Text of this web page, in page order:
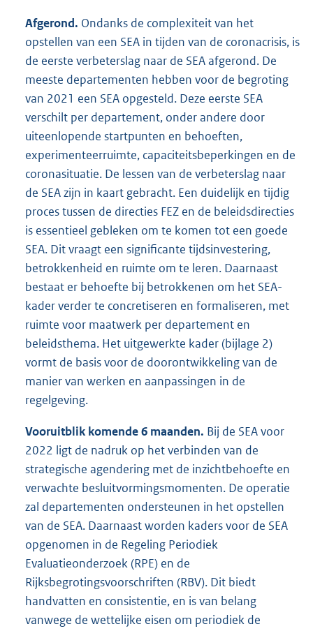
Afgerond. Ondanks de complexiteit van het
opstellen van een SEA in tijden van de coronacrisis, is
de eerste verbeterslag naar de SEA afgerond. De
meeste departementen hebben voor de begroting
van 2021 een SEA opgesteld. Deze eerste SEA
verschilt per departement, onder andere door
uiteenlopende startpunten en behoeften,
experimenteerruimte, capaciteitsbeperkingen en de
coronasituatie. De lessen van de verbeterslag naar
de SEA zijn in kaart gebracht. Een duidelijk en tijdig
proces tussen de directies FEZ en de beleidsdirecties
is essentieel gebleken om te komen tot een goede
SEA. Dit vraagt een significante tijdsinvestering,
betrokkenheid en ruimte om te leren. Daarnaast
bestaat er behoefte bij betrokkenen om het SEA-
kader verder te concretiseren en formaliseren, met
ruimte voor maatwerk per departement en
beleidsthema. Het uitgewerkte kader (bijlage 2)
vormt de basis voor de doorontwikkeling van de
manier van werken en aanpassingen in de
regelgeving.
Vooruitblik komende 6 maanden. Bij de SEA voor
2022 ligt de nadruk op het verbinden van de
strategische agendering met de inzichtbehoefte en
verwachte besluitvormingsmomenten. De operatie
zal departementen ondersteunen in het opstellen
van de SEA. Daarnaast worden kaders voor de SEA
opgenomen in de Regeling Periodiek
Evaluatieonderzoek (RPE) en de
Rijksbegrotingsvoorschriften (RBV). Dit biedt
handvatten en consistentie, en is van belang
vanwege de wettelijke eisen om periodiek de